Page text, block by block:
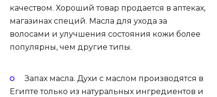
качеством. Хороший товар продается в аптеках,
магазинах специй. Масла для ухода за
волосами и улучшения состояния кожи более
популярны, чем другие типы.
Запах масла. Духи с маслом производятся в
Египте только из натуральных ингредиентов и